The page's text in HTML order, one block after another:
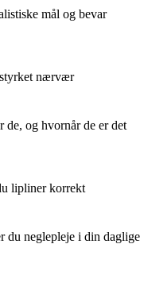
mål og bevar
nærvær
de, og hvornår de er det
lipliner korrekt
du neglepleje i din daglige